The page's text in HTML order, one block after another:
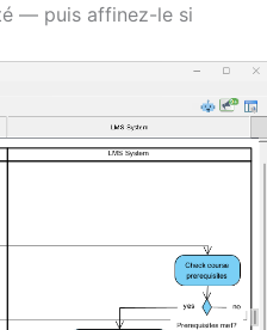
— puis affinez-le si